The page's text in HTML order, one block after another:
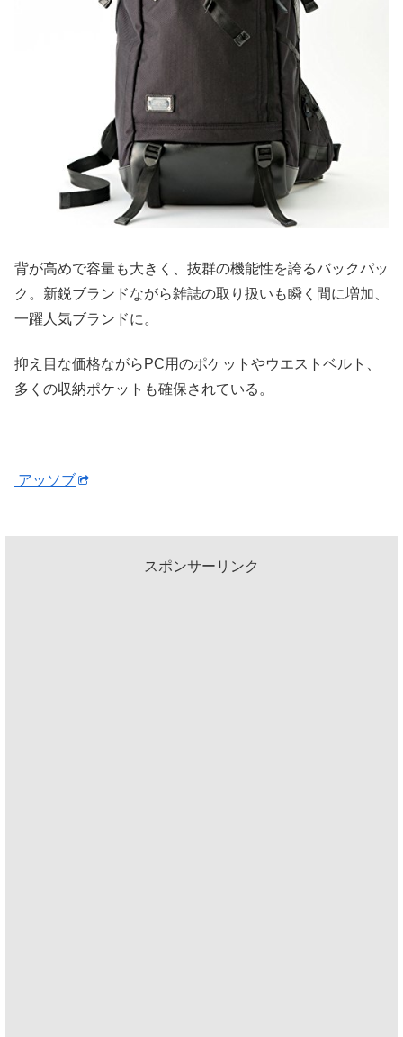
背が高めで容量も大きく、抜群の機能性を誇るバックパッ
ク。新鋭ブランドながら雑誌の取り扱いも瞬く間に増加、
一躍人気ブランドに。
抑え目な価格ながらPC用のポケットやウエストベルト、
多くの収納ポケットも確保されている。
アッソブ
スポンサーリンク